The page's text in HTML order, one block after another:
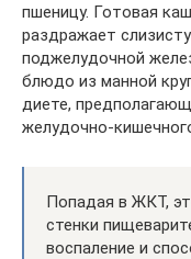
пшеницу. Готовая
раздражает
поджелудочной
блюдо из манной
диете,
желудочно-
Попадая в ЖКТ,
стенки
воспаление и